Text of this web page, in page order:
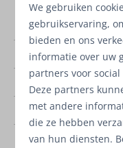
Park
Aantal
Aantal badkamers
Voor aantal
Bouwjaar
We gebruiken
gebruikservaring,
bieden en ons
informatie over uw
partners voor
Deze partners
met andere
die ze hebben
van hun diensten.